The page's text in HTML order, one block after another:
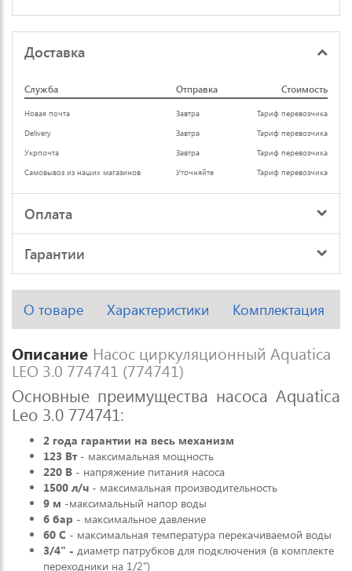
Доставка
Служба Отправка Стоимость
Новая почта Завтра
Тариф перевозчика
Delivery
Завтра
Тариф перевозчика
Укрпочта
Завтра
Тариф перевозчика
Самовывоз из наших магазинов
Уточняйте Тариф перевозчика
Оплата
Гарантии
О товаре Характеристики Комплектация
Описание Насос циркуляционный Aquatica
LEO 3.0 774741 (774741)
Основные преимущества насоса Aquatica
Leo 3.0 774741:
2 года гарантии на весь механизм
123 Вт - максимальная мощность
220 В - напряжение питания насоса
1500 л/ч - максимальная производительность
9 м -максимальный напор воды
6 бар - максимальное давление
60 С - максимальная температура перекачиваемой воды
3/4" - диаметр патрубков для подключения (в комплекте
переходники на 1/2")